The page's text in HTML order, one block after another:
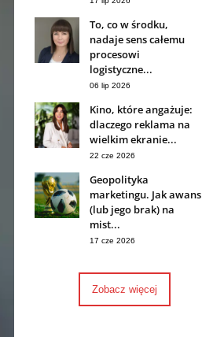
To, co w środku,
nadaje sens całemu
procesowi
logistyczne...
06 lip 2026
Kino, które angażuje:
dlaczego reklama na
wielkim ekranie...
22 cze 2026
Geopolityka
marketingu. Jak awans
(lub jego brak) na
mist...
17 cze 2026
Zobacz więcej